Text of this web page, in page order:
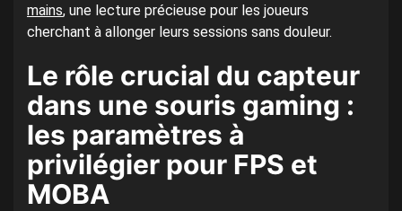
mains, une lecture précieuse pour les joueurs
cherchant à allonger leurs sessions sans douleur.
Le rôle crucial du capteur
dans une souris gaming :
les paramètres à
privilégier pour FPS et
MOBA